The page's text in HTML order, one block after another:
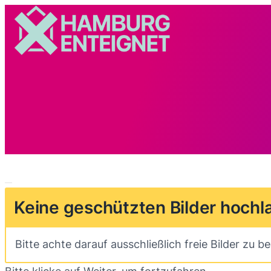
Keine geschützten Bilder
Bitte achte darauf ausschließlich freie Bilder zu